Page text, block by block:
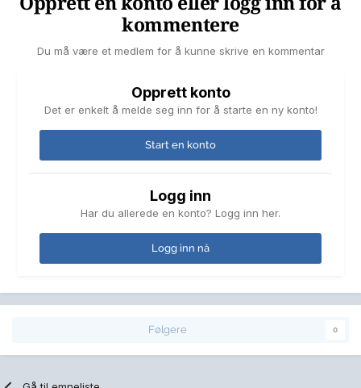
kommentere
Du må være et medlem for å kunne skrive en kommentar
Opprett konto
Det er enkelt å melde seg inn for å starte en ny konto!
Start en konto
Logg inn
Har du allerede en konto? Logg inn her.
Logg inn nå
Følgere 0